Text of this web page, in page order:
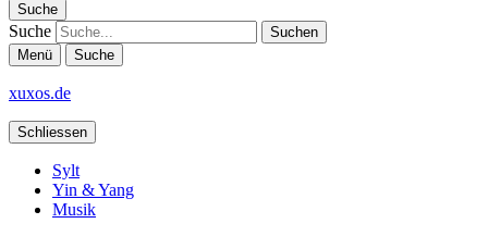
Suche
Suche
Menü Suche
xuxos.de
Schliessen
Sylt
Yin & Yang
Musik